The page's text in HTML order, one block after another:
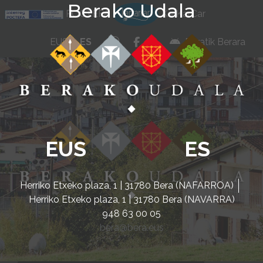
Berako Udala
EUS ES
Herriko Etxeko plaza, 1 | 31780 Bera (NAFARROA)
Herriko Etxeko plaza, 1 | 31780 Bera (NAVARRA)
948 63 00 05
bera@bera.eus
POCTEFA KarKarCar
EUS ES whatsapp
facebook
instagram
Beratik Berara